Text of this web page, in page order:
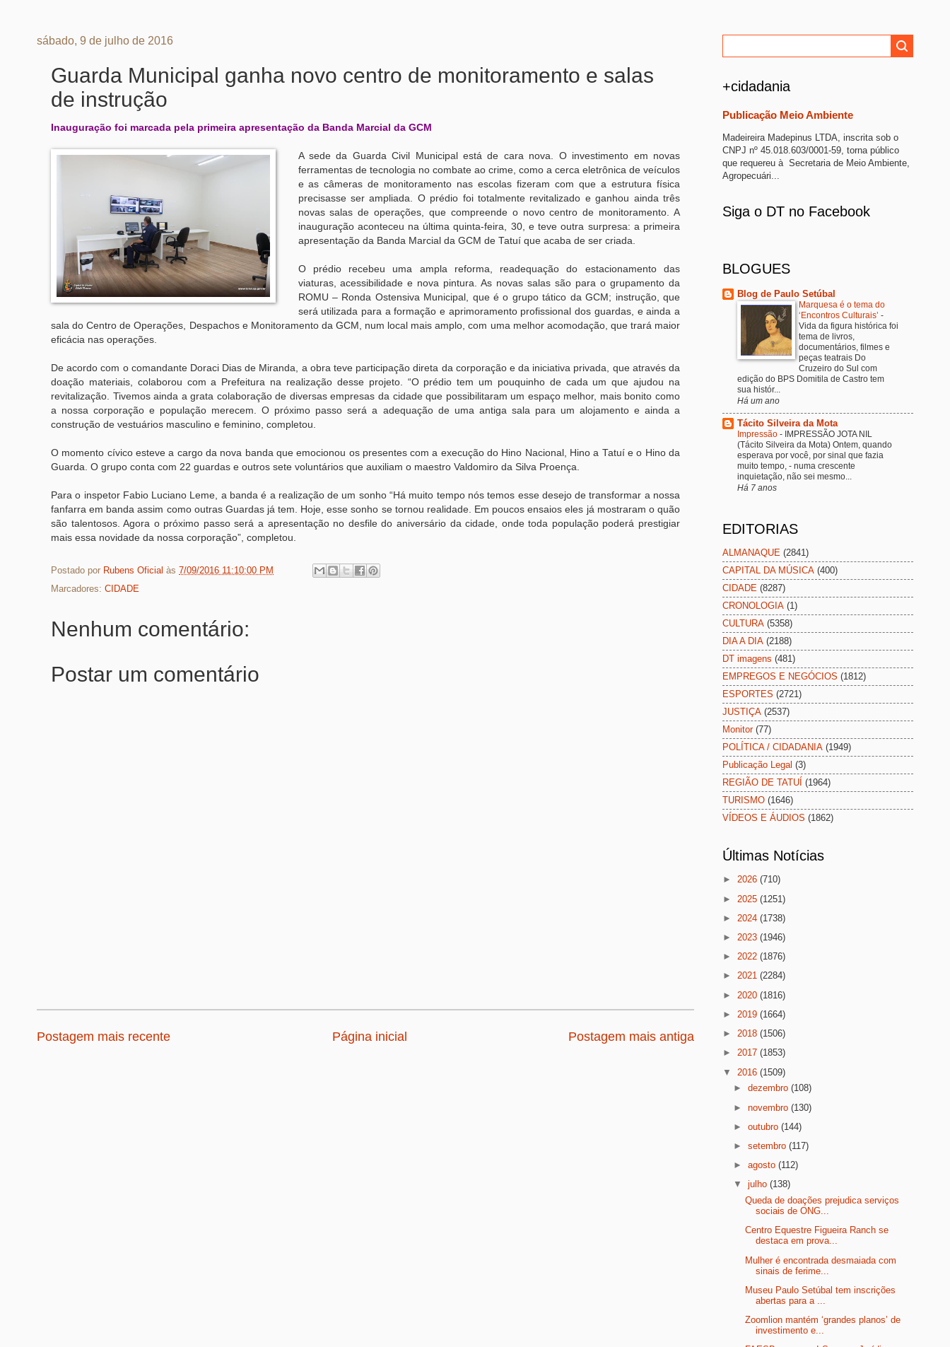
sábado, 9 de julho de 2016
Guarda Municipal ganha novo centro de monitoramento e salas
de instrução
Inauguração foi marcada pela primeira apresentação da Banda Marcial da GCM
A sede da Guarda Civil Municipal está de cara nova. O investimento em novas
ferramentas de tecnologia no combate ao crime, como a cerca eletrônica de veículos
e as câmeras de monitoramento nas escolas fizeram com que a estrutura física
precisasse ser ampliada. O prédio foi totalmente revitalizado e ganhou ainda três
novas salas de operações, que compreende o novo centro de monitoramento. A
inauguração aconteceu na última quinta-feira, 30, e teve outra surpresa: a primeira
apresentação da Banda Marcial da GCM de Tatuí que acaba de ser criada.
O prédio recebeu uma ampla reforma, readequação do estacionamento das
viaturas, acessibilidade e nova pintura. As novas salas são para o grupamento da
ROMU – Ronda Ostensiva Municipal, que é o grupo tático da GCM; instrução, que
será utilizada para a formação e aprimoramento profissional dos guardas, e ainda a
sala do Centro de Operações, Despachos e Monitoramento da GCM, num local mais amplo, com uma melhor acomodação, que trará maior
eficácia nas operações.
De acordo com o comandante Doraci Dias de Miranda, a obra teve participação direta da corporação e da iniciativa privada, que através da
doação materiais, colaborou com a Prefeitura na realização desse projeto. “O prédio tem um pouquinho de cada um que ajudou na
revitalização. Tivemos ainda a grata colaboração de diversas empresas da cidade que possibilitaram um espaço melhor, mais bonito como
a nossa corporação e população merecem. O próximo passo será a adequação de uma antiga sala para um alojamento e ainda a
construção de vestuários masculino e feminino, completou.
O momento cívico esteve a cargo da nova banda que emocionou os presentes com a execução do Hino Nacional, Hino a Tatuí e o Hino da
Guarda. O grupo conta com 22 guardas e outros sete voluntários que auxiliam o maestro Valdomiro da Silva Proença.
Para o inspetor Fabio Luciano Leme, a banda é a realização de um sonho “Há muito tempo nós temos esse desejo de transformar a nossa
fanfarra em banda assim como outras Guardas já tem. Hoje, esse sonho se tornou realidade. Em poucos ensaios eles já mostraram o quão
são talentosos. Agora o próximo passo será a apresentação no desfile do aniversário da cidade, onde toda população poderá prestigiar
mais essa novidade da nossa corporação”, completou.
Postado por Rubens Oficial às 7/09/2016 11:10:00 PM
Marcadores: CIDADE
Nenhum comentário:
Postar um comentário
Postagem mais recente Postagem mais antiga
Página inicial
+cidadania
Publicação Meio Ambiente
Madeireira Madepinus LTDA, inscrita sob o
CNPJ nº 45.018.603/0001-59, torna público
que requereu à Secretaria de Meio Ambiente,
Agropecuári...
Siga o DT no Facebook
BLOGUES
Blog de Paulo Setúbal
Marquesa é o tema do
‘Encontros Culturais’ -
Vida da figura histórica foi
tema de livros,
documentários, filmes e
peças teatrais Do
Cruzeiro do Sul com
edição do BPS Domitila de Castro tem
sua histór...
Há um ano
Tácito Silveira da Mota
Impressão - IMPRESSÃO JOTA NIL
(Tácito Silveira da Mota) Ontem, quando
esperava por você, por sinal que fazia
muito tempo, - numa crescente
inquietação, não sei mesmo...
Há 7 anos
EDITORIAS
ALMANAQUE (2841)
CAPITAL DA MÚSICA (400)
CIDADE (8287)
CRONOLOGIA (1)
CULTURA (5358)
DIA A DIA (2188)
DT imagens (481)
EMPREGOS E NEGÓCIOS (1812)
ESPORTES (2721)
JUSTIÇA (2537)
Monitor (77)
POLÍTICA / CIDADANIA (1949)
Publicação Legal (3)
REGIÃO DE TATUÍ (1964)
TURISMO (1646)
VÍDEOS E ÁUDIOS (1862)
Últimas Notícias
► 2026 (710)
► 2025 (1251)
► 2024 (1738)
► 2023 (1946)
► 2022 (1876)
► 2021 (2284)
► 2020 (1816)
► 2019 (1664)
► 2018 (1506)
► 2017 (1853)
▼ 2016 (1509)
►dezembro(108)
►novembro(130)
►outubro(144)
►setembro(117)
►agosto(112)
▼julho(138)
Queda de doações prejudica serviços
sociais de ONG...
Centro Equestre Figueira Ranch se
destaca em prova...
Mulher é encontrada desmaiada com
sinais de ferime...
Museu Paulo Setúbal tem inscrições
abertas para a ...
Zoomlion mantém ‘grandes planos’ de
investimento e...